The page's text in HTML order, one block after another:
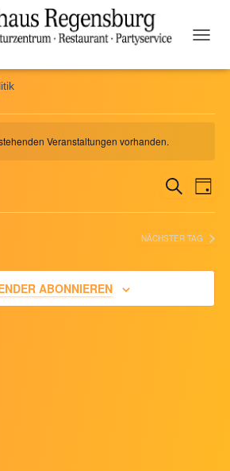
Veranstaltungen vorhanden.
SUCHE
TAG
NÄCHSTER TAG
ABONNIEREN